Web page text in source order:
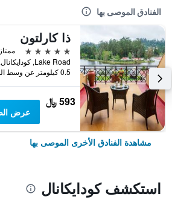
الفنادق الموصى بها
ذا كارلتون
5 نجوم
ممتاز 9.0
Lake Road, كودايكانال, الهند
0.5 كيلومتر عن وسط المدينة
593 ﷼
عرض
مشاهدة الفنادق الأخرى الموصى بها
استكشف كودايكانال